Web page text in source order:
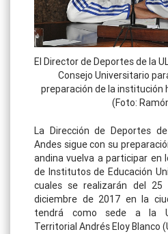
El Director de Deportes de la
Consejo Universitario
preparación de la institución
(Foto:
La Dirección de Deportes
Andes sigue con su
andina vuelva a participar en
de Institutos de Educación
cuales se realizarán del
diciembre de 2017 en la
tendrá como sede a la
Territorial Andrés Eloy Blanco